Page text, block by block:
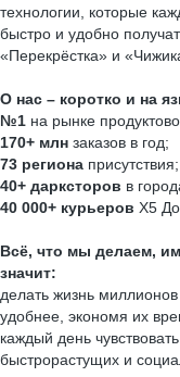
технологии, которые
быстро и удобно
«Перекрёстка» и
О нас – коротко и на
№1 на рынке
170+ млн заказов в год;
73 региона присутствия;
40+ дарксторов в
40 000+ курьеров Х5
Всё, что мы делаем,
значит:
делать жизнь
удобнее, экономя их
каждый день
быстрорастущих и